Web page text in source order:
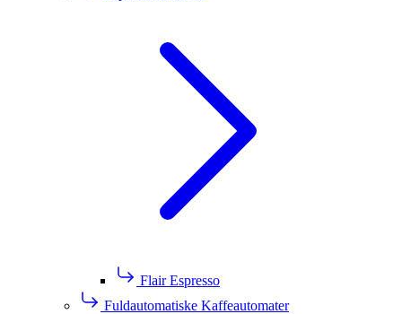
Flair Espresso
Fuldautomatiske Kaffeautomater